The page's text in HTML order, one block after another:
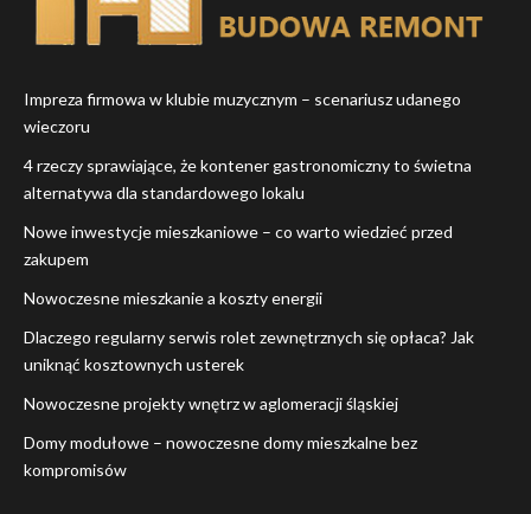
Impreza firmowa w klubie muzycznym – scenariusz udanego
wieczoru
4 rzeczy sprawiające, że kontener gastronomiczny to świetna
alternatywa dla standardowego lokalu
Nowe inwestycje mieszkaniowe – co warto wiedzieć przed
zakupem
Nowoczesne mieszkanie a koszty energii
Dlaczego regularny serwis rolet zewnętrznych się opłaca? Jak
uniknąć kosztownych usterek
Nowoczesne projekty wnętrz w aglomeracji śląskiej
Domy modułowe – nowoczesne domy mieszkalne bez
kompromisów